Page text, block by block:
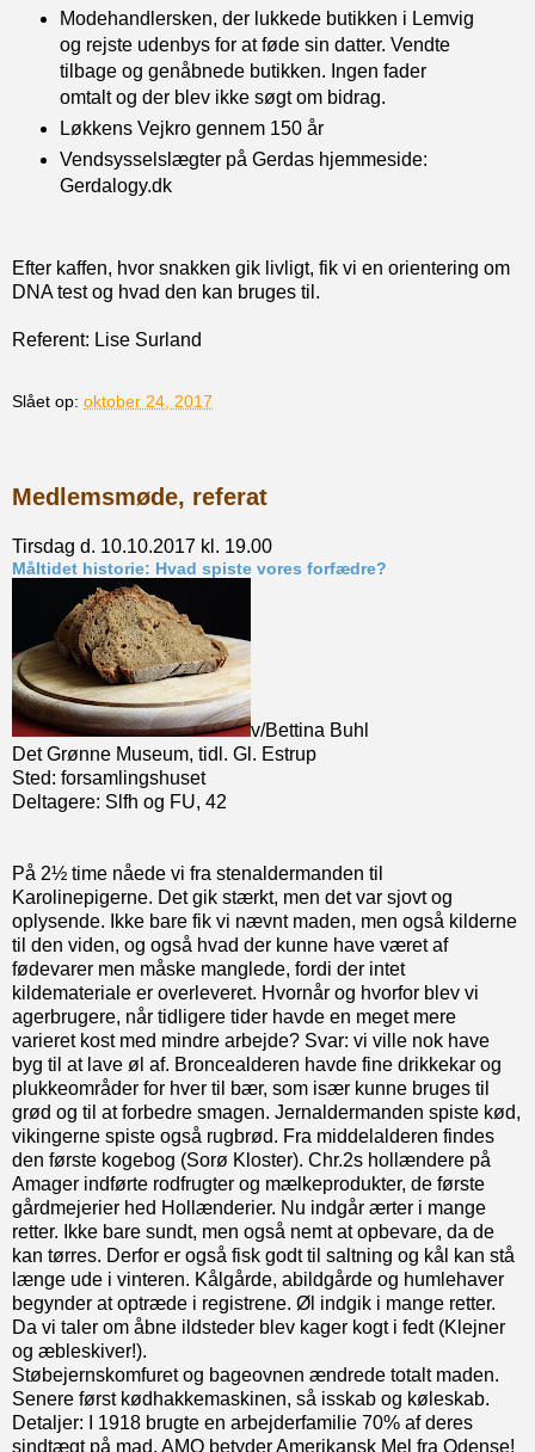
Modehandlersken, der lukkede butikken i Lemvig
og rejste udenbys for at føde sin datter. Vendte
tilbage og genåbnede butikken. Ingen fader
omtalt og der blev ikke søgt om bidrag.
Løkkens Vejkro gennem 150 år
Vendsysselslægter på Gerdas hjemmeside:
Gerdalogy.dk
Efter kaffen, hvor snakken gik livligt, fik vi en orientering om
DNA test og hvad den kan bruges til.
Referent: Lise Surland
Slået op: oktober 24, 2017
Medlemsmøde, referat
Tirsdag d. 10.10.2017 kl. 19.00
Måltidet historie: Hvad spiste vores forfædre?
v/Bettina Buhl
Det Grønne Museum, tidl. Gl. Estrup
Sted: forsamlingshuset
Deltagere: Slfh og FU, 42
På 2½ time nåede vi fra stenaldermanden til
Karolinepigerne. Det gik stærkt, men det var sjovt og
oplysende. Ikke bare fik vi nævnt maden, men også kilderne
til den viden, og også hvad der kunne have været af
fødevarer men måske manglede, fordi der intet
kildemateriale er overleveret. Hvornår og hvorfor blev vi
agerbrugere, når tidligere tider havde en meget mere
varieret kost med mindre arbejde? Svar: vi ville nok have
byg til at lave øl af. Broncealderen havde fine drikkekar og
plukkeområder for hver til bær, som især kunne bruges til
grød og til at forbedre smagen. Jernaldermanden spiste kød,
vikingerne spiste også rugbrød. Fra middelalderen findes
den første kogebog (Sorø Kloster). Chr.2s hollændere på
Amager indførte rodfrugter og mælkeprodukter, de første
gårdmejerier hed Hollænderier. Nu indgår ærter i mange
retter. Ikke bare sundt, men også nemt at opbevare, da de
kan tørres. Derfor er også fisk godt til saltning og kål kan stå
længe ude i vinteren. Kålgårde, abildgårde og humlehaver
begynder at optræde i registrene. Øl indgik i mange retter.
Da vi taler om åbne ildsteder blev kager kogt i fedt (Klejner
og æbleskiver!).
Støbejernskomfuret og bageovnen ændrede totalt maden.
Senere først kødhakkemaskinen, så isskab og køleskab.
Detaljer: I 1918 brugte en arbejderfamilie 70% af deres
sindtægt på mad. AMO betyder Amerikansk Mel fra Odense!